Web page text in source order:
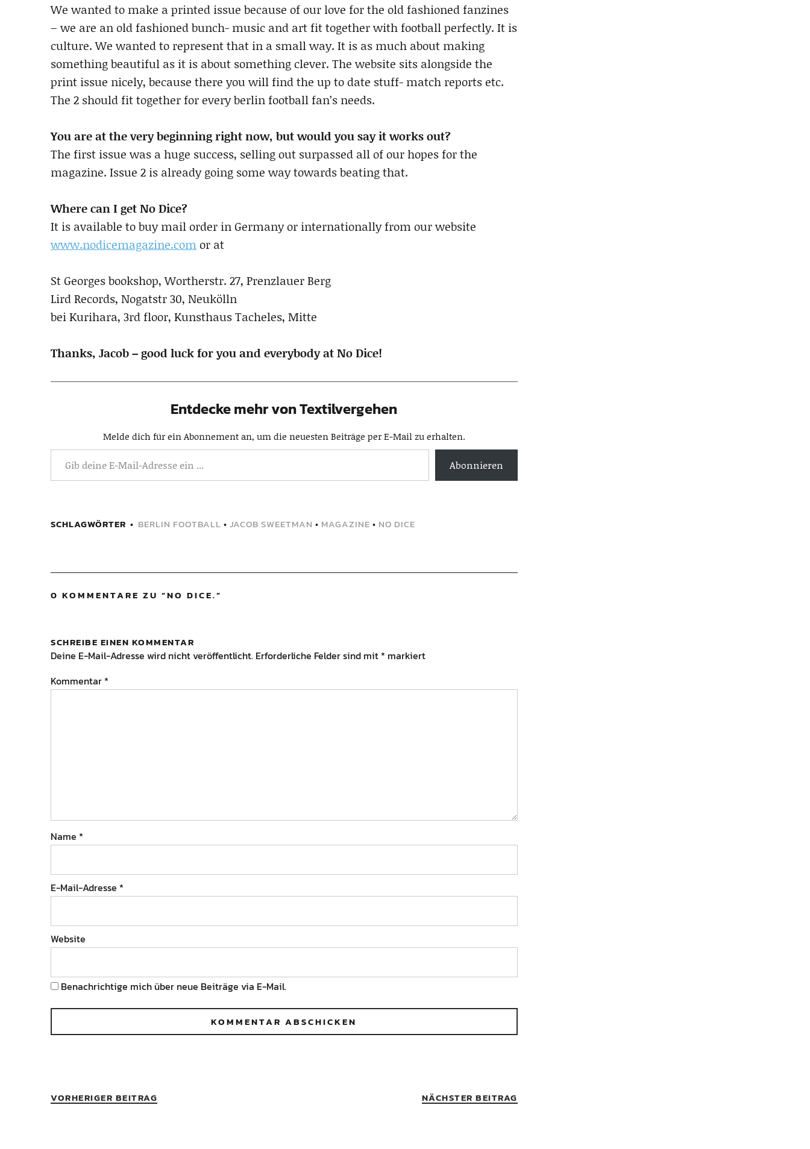
We wanted to make a printed issue because of our love for the old fashioned fanzines
– we are an old fashioned bunch- music and art fit together with football perfectly. It is
culture. We wanted to represent that in a small way. It is as much about making
something beautiful as it is about something clever. The website sits alongside the
print issue nicely, because there you will find the up to date stuff- match reports etc.
The 2 should fit together for every berlin football fan’s needs.
You are at the very beginning right now, but would you say it works out?
The first issue was a huge success, selling out surpassed all of our hopes for the
magazine. Issue 2 is already going some way towards beating that.
Where can I get No Dice?
It is available to buy mail order in Germany or internationally from our website
www.nodicemagazine.comor at
St Georges bookshop, Wortherstr. 27, Prenzlauer Berg
Lird Records, Nogatstr 30, Neukölln
bei Kurihara, 3rd floor, Kunsthaus Tacheles, Mitte
Thanks, Jacob – good luck for you and everybody at No Dice!
Entdecke mehr von Textilvergehen
Melde dich für ein Abonnement an, um die neuesten Beiträge per E-Mail zu erhalten.
Abonnieren
SCHLAGWÖRTER BERLIN FOOTBALL • JACOB SWEETMAN • MAGAZINE • NO DICE
0 KOMMENTARE ZU “NO DICE.”
SCHREIBE EINEN KOMMENTAR
Deine E-Mail-Adresse wird nicht veröffentlicht. Erforderliche Felder sind mit * markiert
Kommentar *
Name *
E-Mail-Adresse *
Website
Benachrichtige mich über neue Beiträge via E-Mail.
VORHERIGER BEITRAG NÄCHSTER BEITRAG